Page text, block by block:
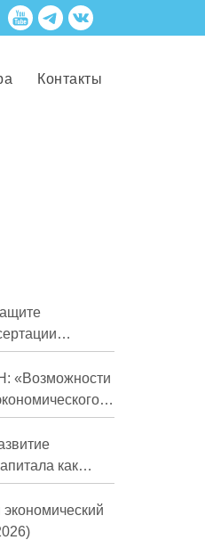
Контакты
в средне- и
как
роста»